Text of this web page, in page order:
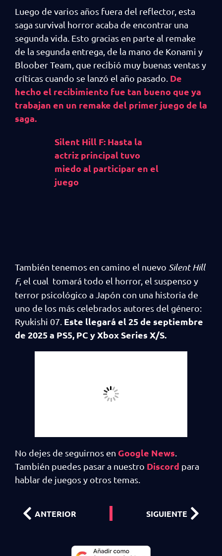
Luego de varios años fuera del reflector, esta
saga survival horror acaba de encontrar una
segunda vida. Esto gracias en parte al remake
de la segunda entrega, de la mano de Konami y
Bloober Team, que recibió muy buenas ventas y
críticas cuando se lanzó el año pasado. De
hecho el recibimiento fue tan bueno que ya
trabajan en un remake del primer juego de la
saga.
Silent Hill F: Hasta la
actriz principal tuvo
miedo al participar en el
juego
También tenemos en camino el nuevo Silent Hill
F, el cual tomará todo el horror, el suspenso y
terror psicológico a Japón con una historia de
uno de los más celebrados autores del género:
Ryukishi 07. Este llegará el 25 de septiembre
de 2025 a PS5, PC y Xbox Series X/S.
No dejes de seguirnos en Google News.
También puedes pasar a nuestro Discord para
hablar de juegos y otros temas.
ANTERIOR SIGUIENTE